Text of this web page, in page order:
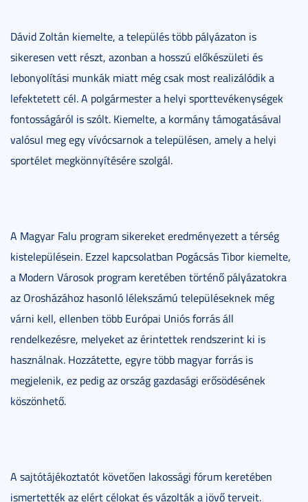
Dávid Zoltán kiemelte, a település több pályázaton is
sikeresen vett részt, azonban a hosszú előkészületi és
lebonyolítási munkák miatt még csak most realizálódik a
lefektetett cél. A polgármester a helyi sporttevékenységek
fontosságáról is szólt. Kiemelte, a kormány támogatásával
valósul meg egy vívócsarnok a településen, amely a helyi
sportélet megkönnyítésére szolgál.
A Magyar Falu program sikereket eredményezett a térség
kistelepülésein. Ezzel kapcsolatban Pogácsás Tibor kiemelte,
a Modern Városok program keretében történő pályázatokra
az Orosházához hasonló lélekszámú településeknek még
várni kell, ellenben több Európai Uniós forrás áll
rendelkezésre, melyeket az érintettek rendszerint ki is
használnak. Hozzátette, egyre több magyar forrás is
megjelenik, ez pedig az ország gazdasági erősödésének
köszönhető.
A sajtótájékoztatót követően lakossági fórum keretében
ismertették az elért célokat és vázolták a jövő terveit.